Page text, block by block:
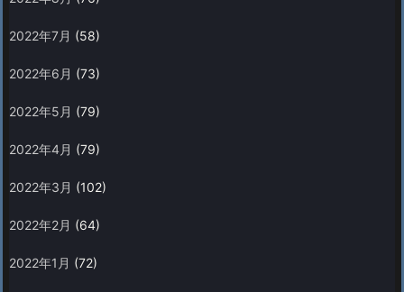
2022年7月 (58)
2022年6月 (73)
2022年5月 (79)
2022年4月 (79)
2022年3月 (102)
2022年2月 (64)
2022年1月 (72)